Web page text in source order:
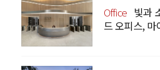
Office 빛과
드 오피스,